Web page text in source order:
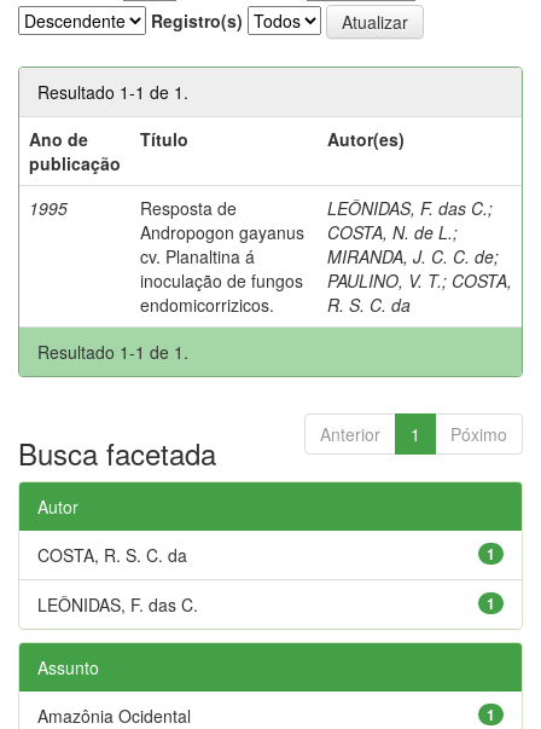
Registro(s)
Resultado 1-1 de 1.
Ano de
publicação
Título Autor(es)
1995
Resposta de
Andropogon gayanus
cv. Planaltina á
inoculação de fungos
endomicorrizicos.
LEÔNIDAS, F. das C.;
COSTA, N. de L.;
MIRANDA, J. C. C. de;
PAULINO, V. T.; COSTA,
R. S. C. da
Resultado 1-1 de 1.
Anterior 1 Póximo
Busca facetada
Autor
1
COSTA, R. S. C. da
1
LEÔNIDAS, F. das C.
Assunto
1
Amazônia Ocidental